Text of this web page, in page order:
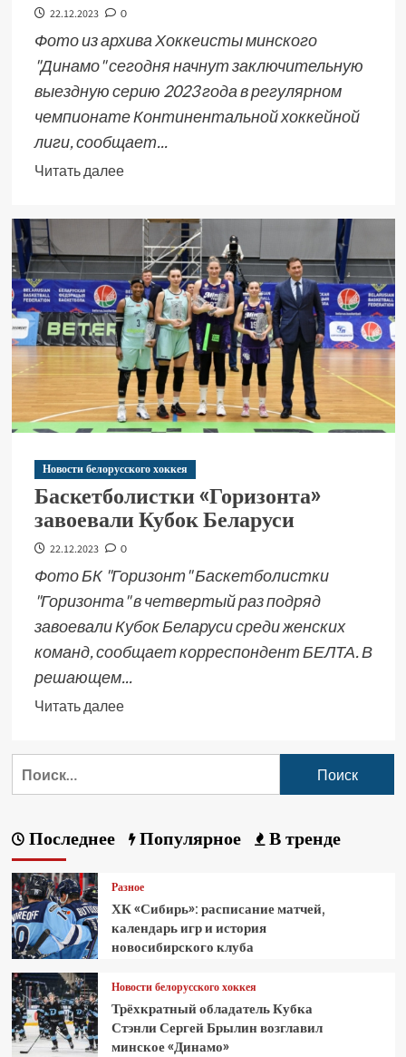
22.12.2023 0
Фото из архива Хоккеисты минского
"Динамо" сегодня начнут заключительную
выездную серию 2023 года в регулярном
чемпионате Континентальной хоккейной
лиги, сообщает...
Читать далее
Новости белорусского хоккея
Баскетболистки «Горизонта»
завоевали Кубок Беларуси
22.12.2023 0
Фото БК "Горизонт" Баскетболистки
"Горизонта" в четвертый раз подряд
завоевали Кубок Беларуси среди женских
команд, сообщает корреспондент БЕЛТА. В
решающем...
Читать далее
Последнее Популярное В тренде
Разное
ХК «Сибирь»: расписание матчей,
календарь игр и история
новосибирского клуба
Новости белорусского хоккея
Трёхкратный обладатель Кубка
Стэнли Сергей Брылин возглавил
минское «Динамо»